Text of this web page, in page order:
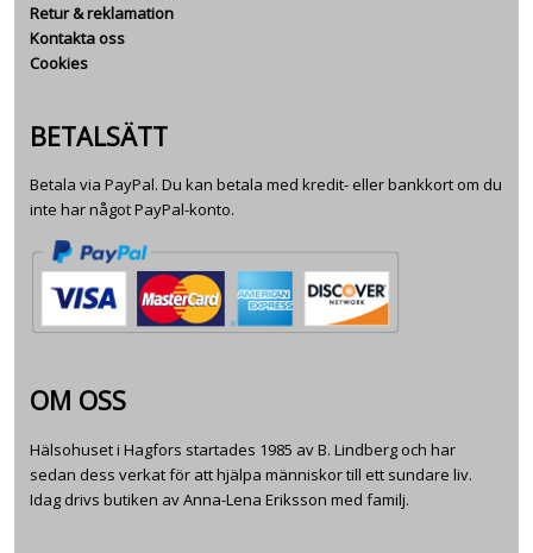
Retur & reklamation
Kontakta oss
Cookies
BETALSÄTT
Betala via PayPal. Du kan betala med kredit- eller bankkort om du
inte har något PayPal-konto.
OM OSS
Hälsohuset i Hagfors startades 1985 av B. Lindberg och har
sedan dess verkat för att hjälpa människor till ett sundare liv.
Idag drivs butiken av Anna-Lena Eriksson med familj.